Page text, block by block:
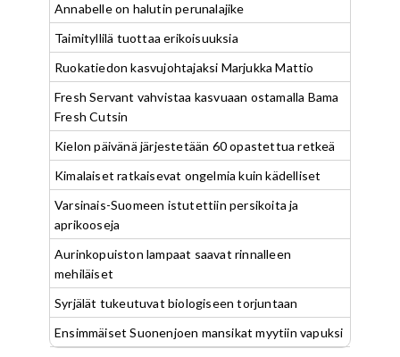
Annabelle on halutin perunalajike
Taimityllilä tuottaa erikoisuuksia
Ruokatiedon kasvujohtajaksi Marjukka Mattio
Fresh Servant vahvistaa kasvuaan ostamalla Bama
Fresh Cutsin
Kielon päivänä järjestetään 60 opastettua retkeä
Kimalaiset ratkaisevat ongelmia kuin kädelliset
Varsinais-Suomeen istutettiin persikoita ja
aprikooseja
Aurinkopuiston lampaat saavat rinnalleen
mehiläiset
Syrjälät tukeutuvat biologiseen torjuntaan
Ensimmäiset Suonenjoen mansikat myytiin vapuksi